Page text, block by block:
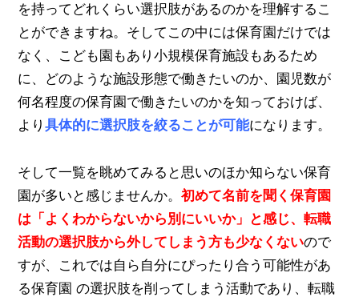
を持ってどれくらい選択肢があるのかを理解するこ
とができますね。そしてこの中には保育園だけでは
なく、こども園もあり小規模保育施設もあるため
に、どのような施設形態で働きたいのか、園児数が
何名程度の保育園で働きたいのかを知っておけば、
より具体的に選択肢を絞ることが可能になります。
そして一覧を眺めてみると思いのほか知らない保育
園が多いと感じませんか。初めて名前を聞く保育園
は「よくわからないから別にいいか」と感じ、転職
活動の選択肢から外してしまう方も少なくないので
すが、これでは自ら自分にぴったり合う可能性があ
る保育園 の選択肢を削ってしまう活動であり、転職